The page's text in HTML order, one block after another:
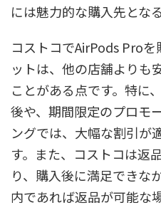
には魅力的な購入先とな
コストコでAirPods Pro
ットは、他の店舗よりも
ことがある点です。特に
後や、期間限定のプロモ
ングでは、大幅な割引が
す。また、コストコは返
り、購入後に満足できな
内であれば返品が可能な